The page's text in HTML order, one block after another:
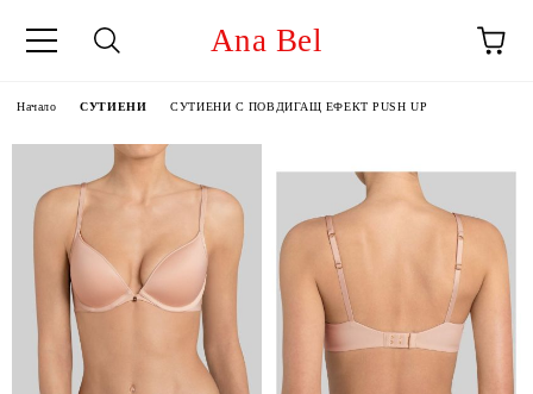
Ana Bel
Начало СУТИЕНИ СУТИЕНИ С ПОВДИГАЩ ЕФЕКТ PUSH UP